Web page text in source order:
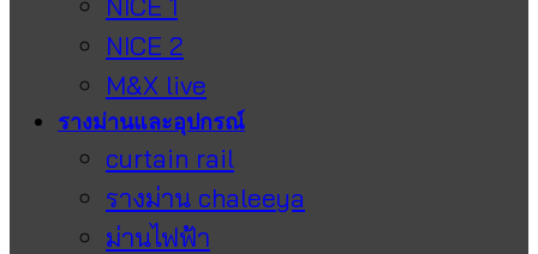
NICE 2
M&X live
รางม่านและอุปกรณ์
curtain rail
รางม่าน chaleeya
ม่านไฟฟ้า